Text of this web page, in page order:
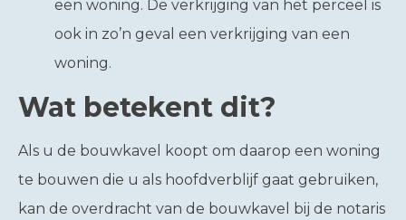
een woning. De verkrijging van het perceel is
ook in zo’n geval een verkrijging van een
woning.
Wat betekent dit?
Als u de bouwkavel koopt om daarop een woning
te bouwen die u als hoofdverblijf gaat gebruiken,
kan de overdracht van de bouwkavel bij de notaris